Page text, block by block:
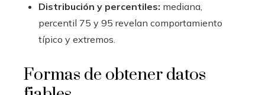
Distribución y percentiles: mediana,
percentil 75 y 95 revelan comportamiento
típico y extremos.
Formas de obtener datos